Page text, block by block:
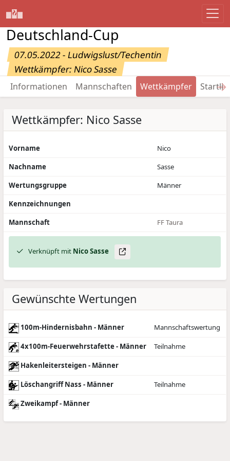
Deutschland-Cup
07.05.2022 - Ludwigslust/Techentin
Wettkämpfer: Nico Sasse
Informationen Mannschaften Wettkämpfer →
Wettkämpfer: Nico Sasse
Vorname
Nico
Nachname
Sasse
Wertungsgruppe
Männer
Kennzeichnungen
Mannschaft
FF Taura
Verknüpft mit NicoSasse
Gewünschte Wertungen
100m-Hindernisbahn - Männer Mannschaftswertung
4x100m-Feuerwehrstafette - Männer Teilnahme
Hakenleitersteigen - Männer
Löschangriff Nass - Männer Teilnahme
Zweikampf - Männer